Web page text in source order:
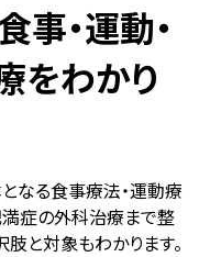
・運動・
をわかり
なる食事療法・運動療
満症の外科治療まで整
と対象もわかります。